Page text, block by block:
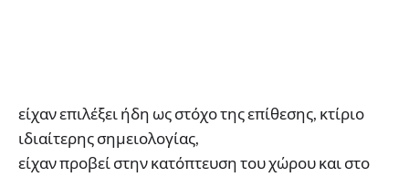
είχαν επιλέξει ήδη ως στόχο της επίθεσης, κτίριο
ιδιαίτερης σημειολογίας,
είχαν προβεί στην κατόπτευση του χώρου και στο